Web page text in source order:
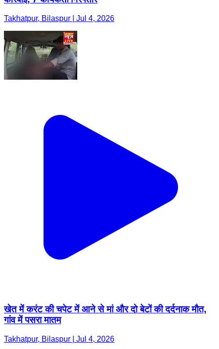
Takhatpur, Bilaspur | Jul 4, 2026
खेत में करंट की चपेट में आने से मां और दो बेटों की दर्दनाक मौत,
गांव में पसरा मातम
Takhatpur, Bilaspur | Jul 4, 2026